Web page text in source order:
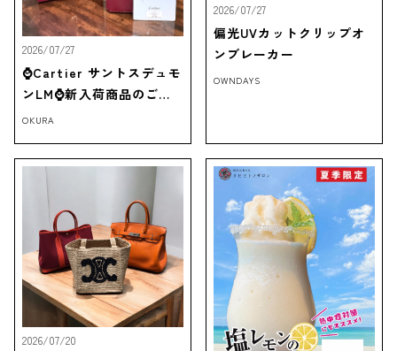
2026/07/27
⌚Cartier サントスデュモ
ンLM⌚新入荷商品のご紹
介‼
OKURA
2026/07/27
偏光UVカットクリップオ
ンブレーカー
OWNDAYS
2026/07/20